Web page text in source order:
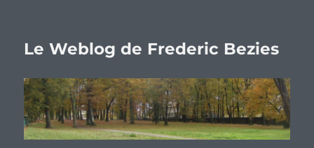
Le Weblog de Frederic Bezies